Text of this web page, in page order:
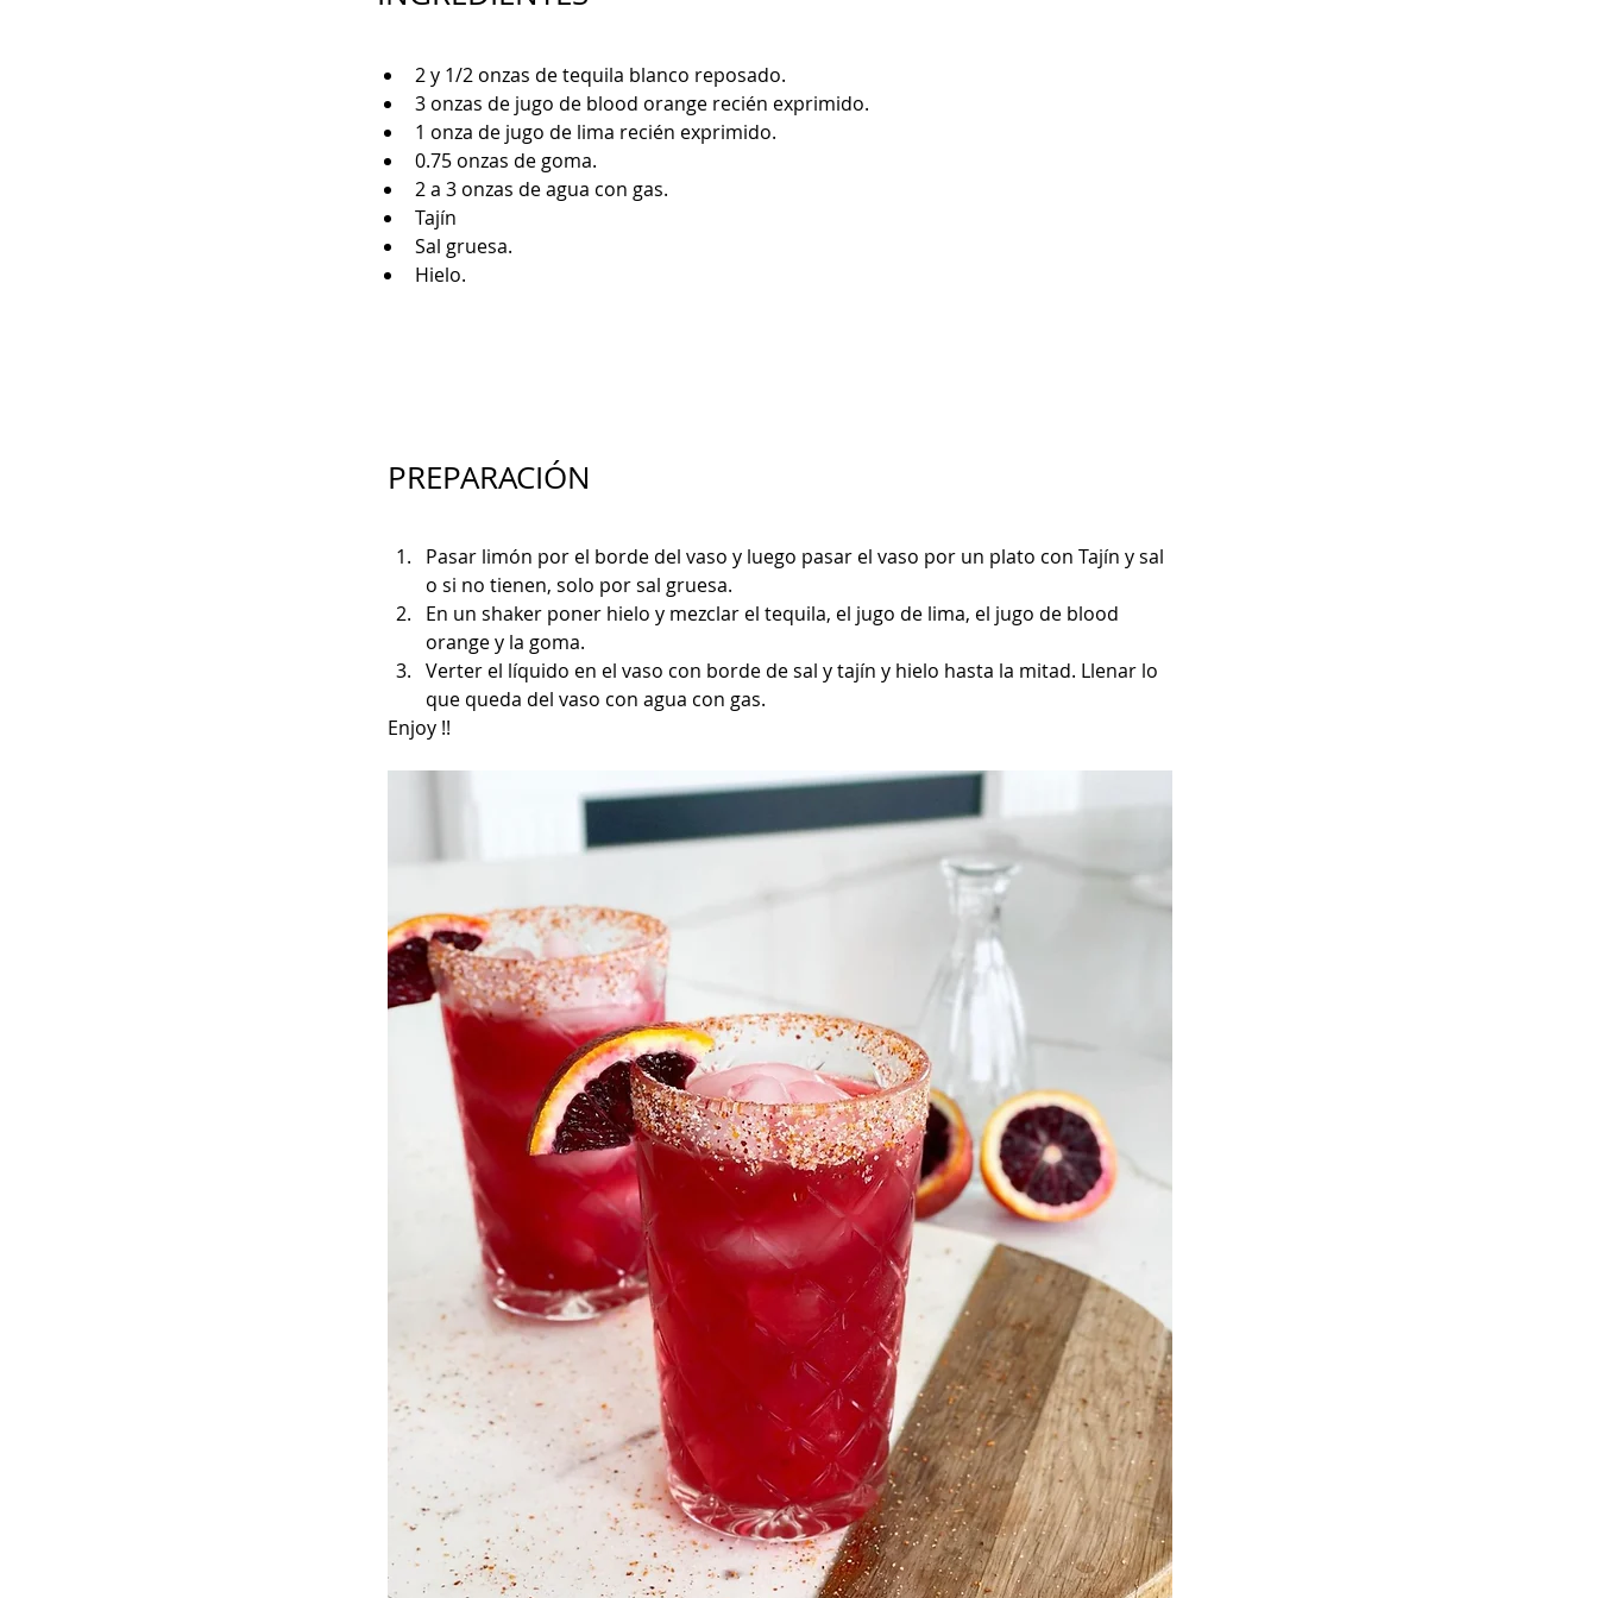
2 y 1/2 onzas de tequila blanco reposado.
3 onzas de jugo de blood orange recién exprimido.
1 onza de jugo de lima recién exprimido.
0.75 onzas de goma.
2 a 3 onzas de agua con gas.
Tajín
Sal gruesa.
Hielo.
PREPARACIÓN
Pasar limón por el borde del vaso y luego pasar el vaso por un plato con Tajín y sal
o si no tienen, solo por sal gruesa.
En un shaker poner hielo y mezclar el tequila, el jugo de lima, el jugo de blood
orange y la goma.
Verter el líquido en el vaso con borde de sal y tajín y hielo hasta la mitad. Llenar lo
que queda del vaso con agua con gas.
Enjoy !!